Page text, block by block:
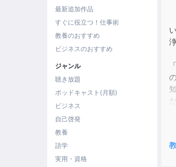
最新追加作品
すぐに役立つ！仕事術
教養のおすすめ
ビジネスのおすすめ
ジャンル
聴き放題
ポッドキャスト(月額)
ビジネス
自己啓発
教養
語学
実用・資格